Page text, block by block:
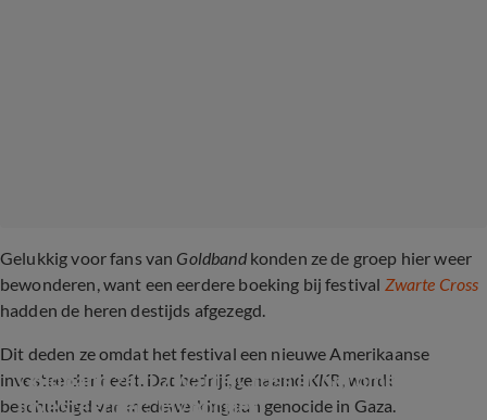
Gelukkig voor fans van Goldband konden ze de groep hier weer
bewonderen, want een eerdere boeking bij festival Zwarte Cross
hadden de heren destijds afgezegd.
Dit deden zeomdat het festival een nieuwe Amerikaanse
investeerder heeft. Dat bedrijf, genaamd KKR , wordt
beschuldigd van medewerking aan genocide in Gaza.
Goldband zegt Zwarte Cross af om omstreden
investeerder: 'Hypocriet'